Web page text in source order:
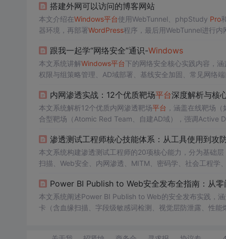
搭建外网可以访问的博客网站
本文介绍在Windows平台使用WebTunnel、phpStudy Pro
器环境，再部署WordPress程序，最后用WebTunnel进行
跟我一起学“网络安全”通识-Windows
本文系统讲解Windows平台下的网络安全核心实践内容，
权限与组策略管理、AD域部署、基线安全加固、常见网络
内网渗透实战：12个优质靶场平台深度解析与核
本文系统解析12个优质内网渗透靶场平台 ，涵盖在线靶场
合型靶场（Atomic Red Team、自建AD域），强调Active
渗透测试工程师核心技能体系：从工具使用到攻
本文系统构建渗透测试工程师的20项核心能力，分为基础
扫描、Web安全、内网渗透、MITM、密码学、社会工程学
Power BI Publish to Web安全发布全指南：从
本文系统阐述Power BI Publish to Web的安全发布实践，
卡（含血缘扫描、字段级敏感词检测、视觉层防泄露、性